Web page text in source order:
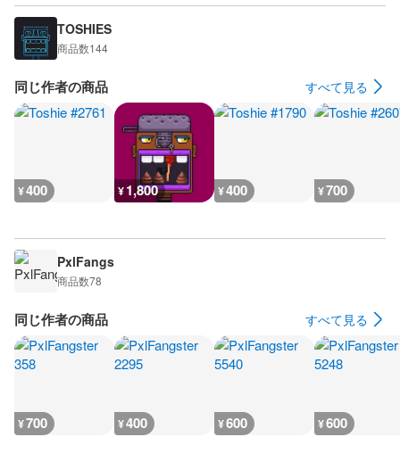
TOSHIES
商品数144
同じ作者の商品 すべて見る
¥400 ¥1,800 ¥400 ¥700
PxlFangs
商品数78
同じ作者の商品 すべて見る
¥700 ¥400 ¥600 ¥600